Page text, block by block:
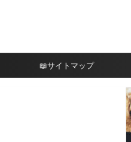
📖サイトマップ